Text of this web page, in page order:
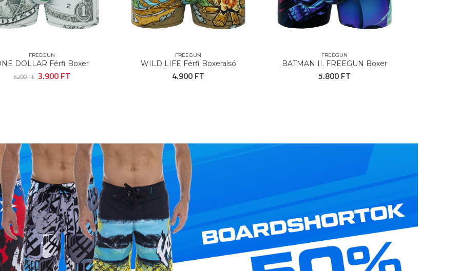
FREEGUN
DOLLAR Férfi Boxer
5.200 Ft 3.900 FT
FREEGUN
WILD LIFE Férfi Boxeralsó
4.900 FT
FREEGUN
BATMAN II. FREEGUN Boxer
5.800 FT